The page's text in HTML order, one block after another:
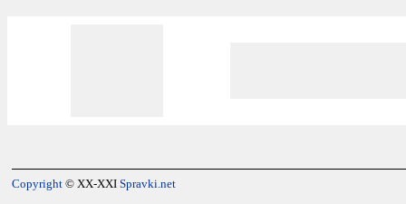
Copyright © XX-XXI Spravki.net